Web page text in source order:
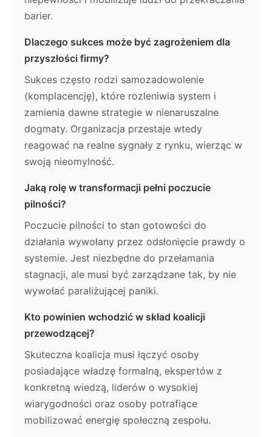
barier.
Dlaczego sukces może być zagrożeniem dla
przyszłości firmy?
Sukces często rodzi samozadowolenie
(komplacencję), które rozleniwia system i
zamienia dawne strategie w nienaruszalne
dogmaty. Organizacja przestaje wtedy
reagować na realne sygnały z rynku, wierząc w
swoją nieomylność.
Jaką rolę w transformacji pełni poczucie
pilności?
Poczucie pilności to stan gotowości do
działania wywołany przez odsłonięcie prawdy o
systemie. Jest niezbędne do przełamania
stagnacji, ale musi być zarządzane tak, by nie
wywołać paraliżującej paniki.
Kto powinien wchodzić w skład koalicji
przewodzącej?
Skuteczna koalicja musi łączyć osoby
posiadające władzę formalną, ekspertów z
konkretną wiedzą, liderów o wysokiej
wiarygodności oraz osoby potrafiące
mobilizować energię społeczną zespołu.